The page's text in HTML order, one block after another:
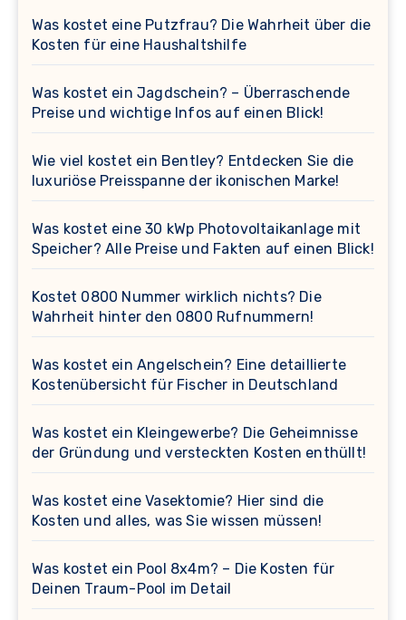
Was kostet eine Putzfrau? Die Wahrheit über die
Kosten für eine Haushaltshilfe
Was kostet ein Jagdschein? – Überraschende
Preise und wichtige Infos auf einen Blick!
Wie viel kostet ein Bentley? Entdecken Sie die
luxuriöse Preisspanne der ikonischen Marke!
Was kostet eine 30 kWp Photovoltaikanlage mit
Speicher? Alle Preise und Fakten auf einen Blick!
Kostet 0800 Nummer wirklich nichts? Die
Wahrheit hinter den 0800 Rufnummern!
Was kostet ein Angelschein? Eine detaillierte
Kostenübersicht für Fischer in Deutschland
Was kostet ein Kleingewerbe? Die Geheimnisse
der Gründung und versteckten Kosten enthüllt!
Was kostet eine Vasektomie? Hier sind die
Kosten und alles, was Sie wissen müssen!
Was kostet ein Pool 8x4m? – Die Kosten für
Deinen Traum-Pool im Detail